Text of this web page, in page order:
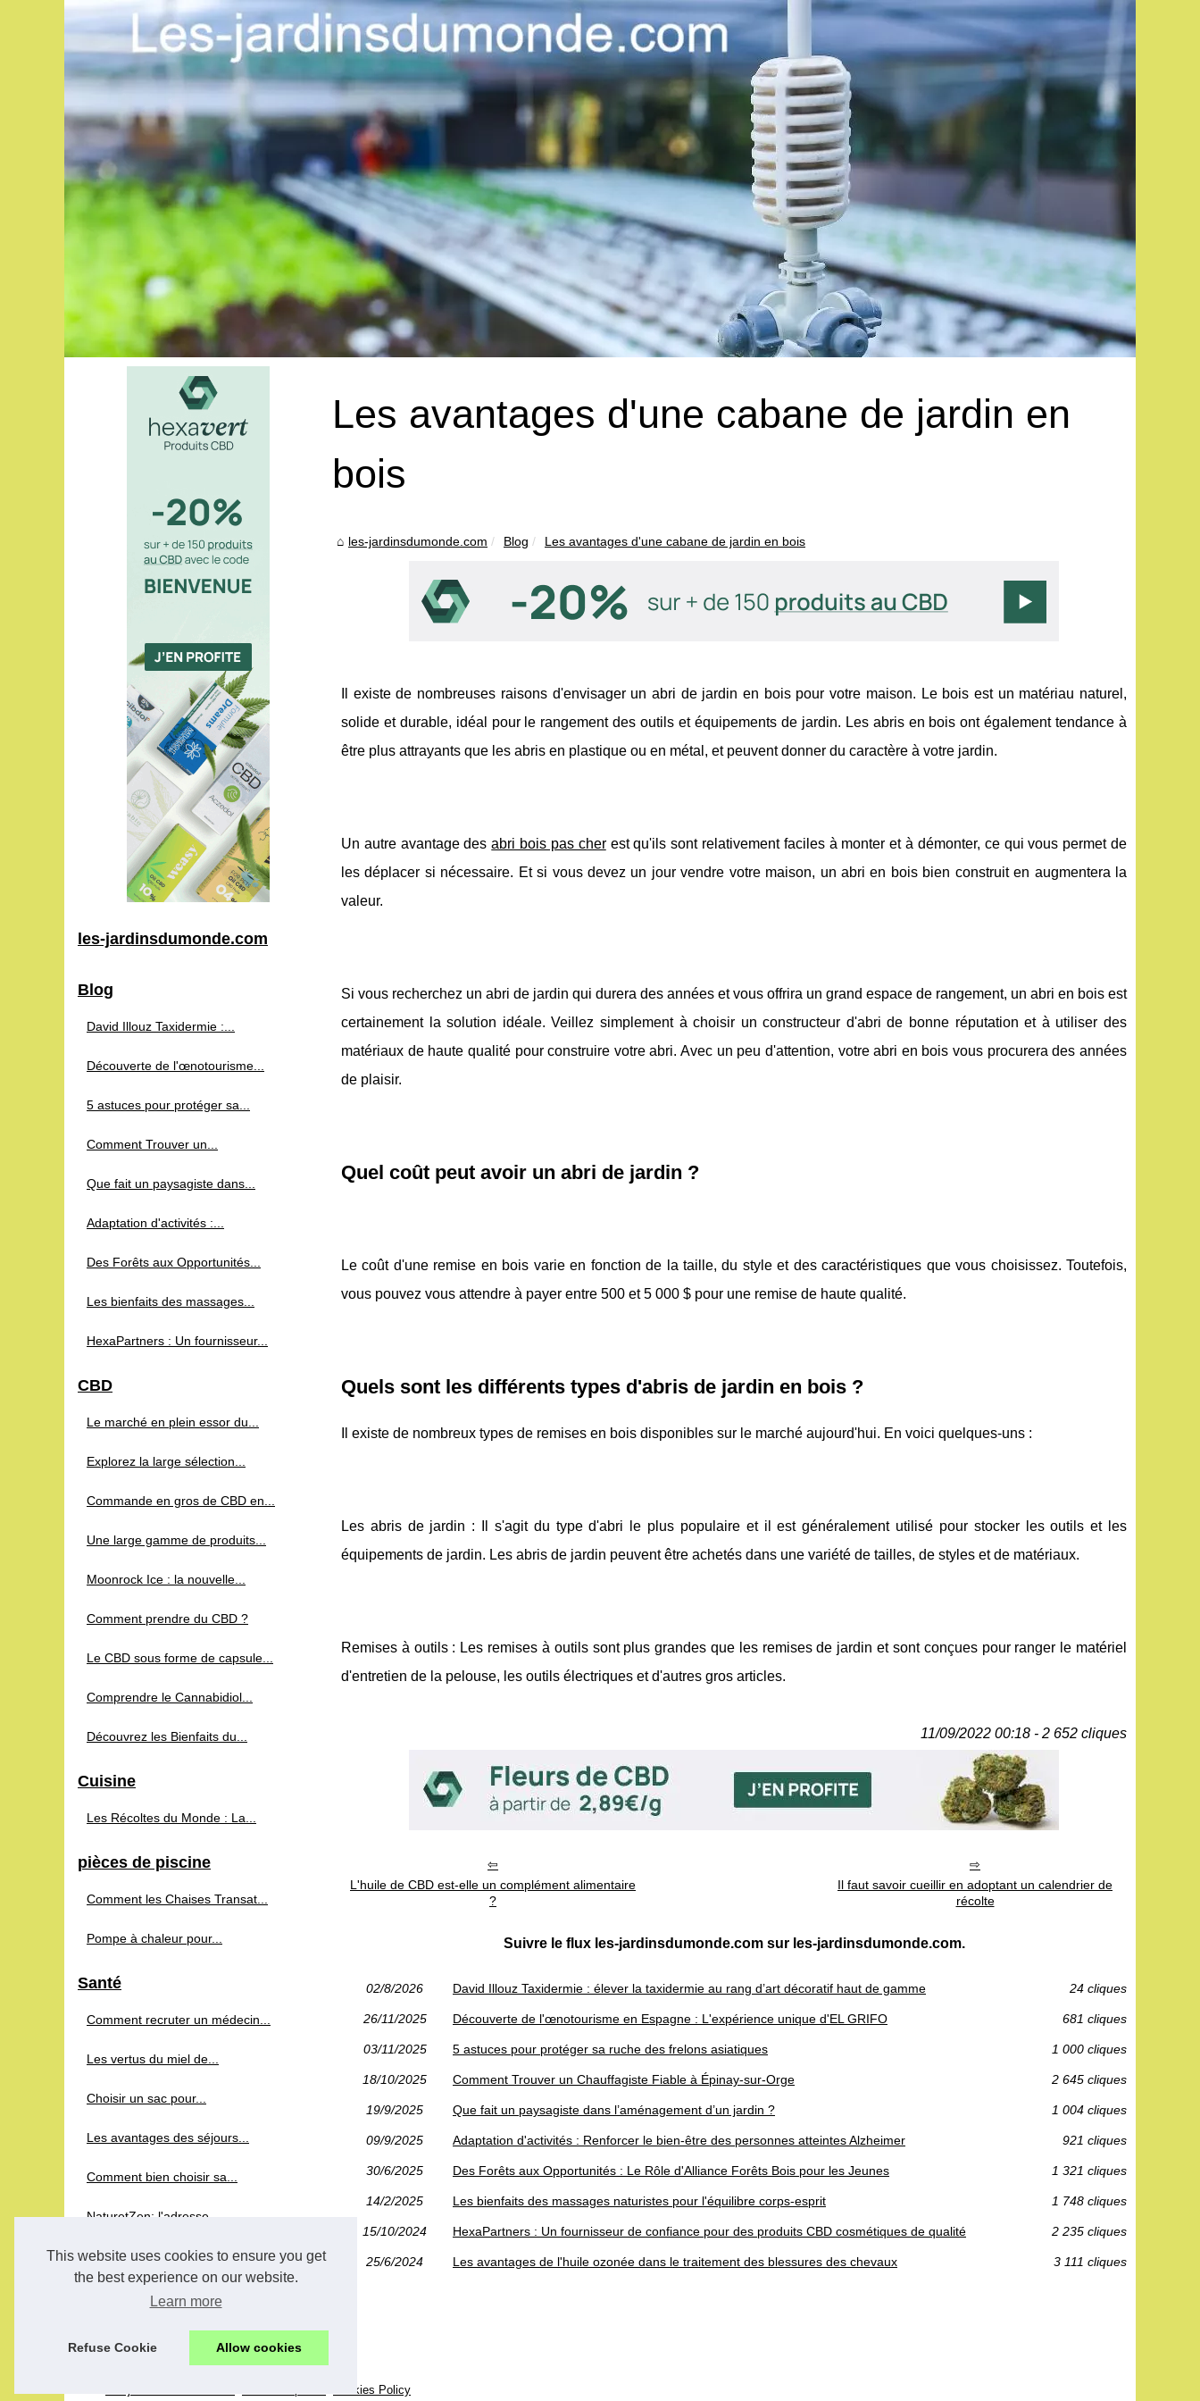
This website uses cookies to ensure you get
the best experience on our website.
Learn more
Refuse Cookie Allow cookies
Les avantages d'une cabane de jardin en
bois
les-jardinsdumonde.com Blog Les avantages d'une cabane de jardin en bois
Il existe de nombreuses raisons d'envisager un abri de jardin en bois pour votre maison. Le bois est un matériau naturel,
solide et durable, idéal pour le rangement des outils et équipements de jardin. Les abris en bois ont également tendance à
être plus attrayants que les abris en plastique ou en métal, et peuvent donner du caractère à votre jardin.
Un autre avantage desabri bois pas cherest qu'ils sont relativement faciles à monter et à démonter, ce qui vous permet de
les déplacer si nécessaire. Et si vous devez un jour vendre votre maison, un abri en bois bien construit en augmentera la
valeur.
Si vous recherchez un abri de jardin qui durera des années et vous offrira un grand espace de rangement, un abri en bois est
certainement la solution idéale. Veillez simplement à choisir un constructeur d'abri de bonne réputation et à utiliser des
matériaux de haute qualité pour construire votre abri. Avec un peu d'attention, votre abri en bois vous procurera des années
de plaisir.
Quel coût peut avoir un abri de jardin ?
Le coût d'une remise en bois varie en fonction de la taille, du style et des caractéristiques que vous choisissez. Toutefois,
vous pouvez vous attendre à payer entre 500 et 5 000 $ pour une remise de haute qualité.
Quels sont les différents types d'abris de jardin en bois ?
Il existe de nombreux types de remises en bois disponibles sur le marché aujourd'hui. En voici quelques-uns :
Les abris de jardin : Il s'agit du type d'abri le plus populaire et il est généralement utilisé pour stocker les outils et les
équipements de jardin. Les abris de jardin peuvent être achetés dans une variété de tailles, de styles et de matériaux.
Remises à outils : Les remises à outils sont plus grandes que les remises de jardin et sont conçues pour ranger le matériel
d'entretien de la pelouse, les outils électriques et d'autres gros articles.
11/09/2022 00:18 - 2 652 cliques
L'huile de CBD est-elle un complément alimentaire
?
Il faut savoir cueillir en adoptant un calendrier de
récolte
Suivre le flux les-jardinsdumonde.com sur les-jardinsdumonde.com.
02/8/2026 David Illouz Taxidermie : élever la taxidermie au rang d’art décoratif haut de gamme 24 cliques
26/11/2025 Découverte de l'œnotourisme en Espagne : L'expérience unique d'EL GRIFO 681 cliques
03/11/2025 5 astuces pour protéger sa ruche des frelons asiatiques 1 000 cliques
18/10/2025 Comment Trouver un Chauffagiste Fiable à Épinay-sur-Orge 2 645 cliques
19/9/2025 Que fait un paysagiste dans l’aménagement d’un jardin ? 1 004 cliques
09/9/2025 Adaptation d'activités : Renforcer le bien-être des personnes atteintes Alzheimer 921 cliques
30/6/2025 Des Forêts aux Opportunités : Le Rôle d'Alliance Forêts Bois pour les Jeunes 1 321 cliques
14/2/2025 Les bienfaits des massages naturistes pour l'équilibre corps-esprit 1 748 cliques
15/10/2024 HexaPartners : Un fournisseur de confiance pour des produits CBD cosmétiques de qualité 2 235 cliques
25/6/2024 Les avantages de l'huile ozonée dans le traitement des blessures des chevaux 3 111 cliques
les-jardinsdumonde.com
Blog
David Illouz Taxidermie :...
Découverte de l'œnotourisme...
5 astuces pour protéger sa...
Comment Trouver un...
Que fait un paysagiste dans...
Adaptation d'activités :...
Des Forêts aux Opportunités...
Les bienfaits des massages...
HexaPartners : Un fournisseur...
CBD
Le marché en plein essor du...
Explorez la large sélection...
Commande en gros de CBD en...
Une large gamme de produits...
Moonrock Ice : la nouvelle...
Comment prendre du CBD ?
Le CBD sous forme de capsule...
Comprendre le Cannabidiol...
Découvrez les Bienfaits du...
Cuisine
Les Récoltes du Monde : La...
pièces de piscine
Comment les Chaises Transat...
Pompe à chaleur pour...
Santé
Comment recruter un médecin...
Les vertus du miel de...
Choisir un sac pour...
Les avantages des séjours...
Comment bien choisir sa...
NaturetZen: l'adresse...
Comment réussir ses études...
Une parenthèse de...
Découvrez les secrets de...
Cookies Policy